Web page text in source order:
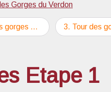
Voir l'image en plein écran
Gorges du Verdon
Etape 2 3. Tour des gorges
Etape 1